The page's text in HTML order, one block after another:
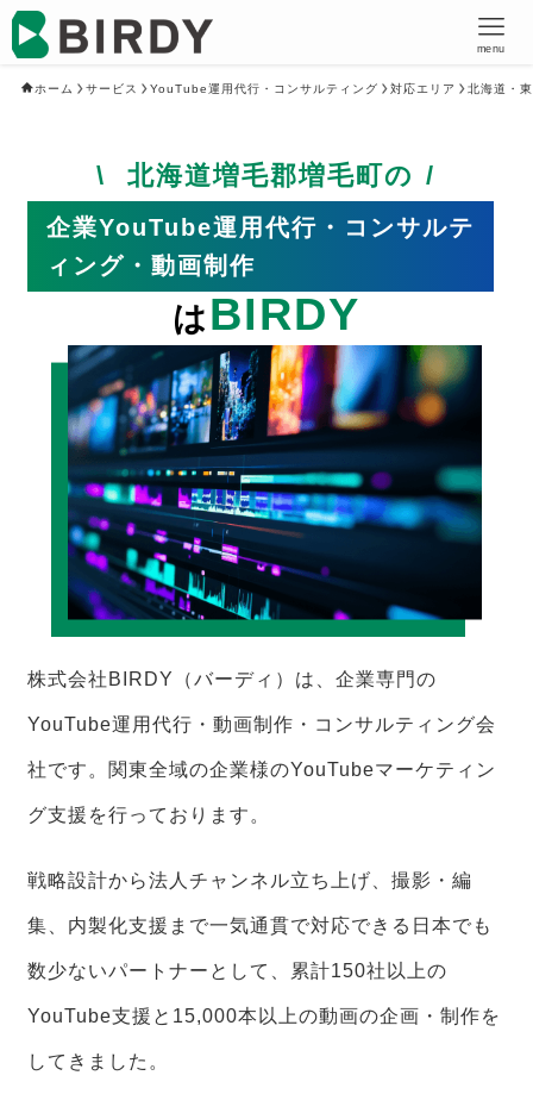
menu
ホーム サービス YouTube運用代行・コンサルティング 対応エリア 北海道・
北海道増毛郡増毛町の
企業YouTube運用代行・コンサルテ
ィング・動画制作
はBIRDY
株式会社BIRDY（バーディ）は、企業専門の
YouTube運用代行・動画制作・コンサルティング会
社です。関東全域の企業様のYouTubeマーケティン
グ支援を行っております。
戦略設計から法人チャンネル立ち上げ、撮影・編
集、内製化支援まで一気通貫で対応できる日本でも
数少ないパートナーとして、累計150社以上の
YouTube支援と15,000本以上の動画の企画・制作を
してきました。